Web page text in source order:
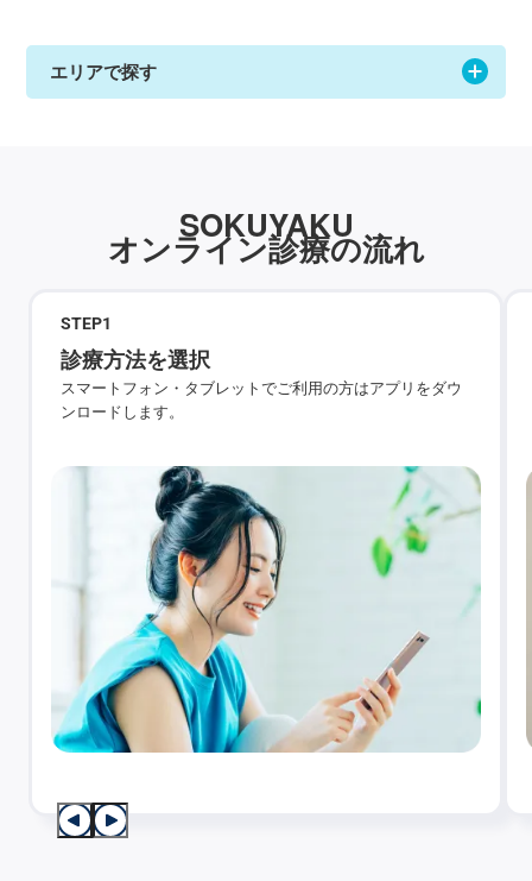
エリアで探す
SOKUYAKU
オンライン診療の流れ
STEP1
診療方法を選択
スマートフォン・タブレットでご利用の方はアプリをダウ
ンロードします。